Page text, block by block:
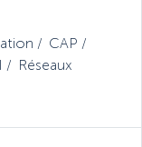
CAP
Réseaux